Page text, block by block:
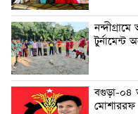
টুর্নামেন্ট
বগুড়া-০৪
মোশাররফ